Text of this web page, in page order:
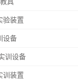
具
验装置
设备
训设备
训装置